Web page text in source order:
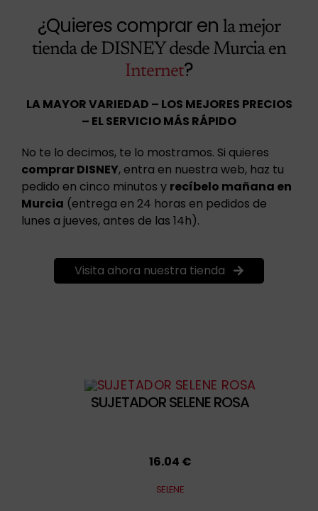
¿Quieres comprar en la mejor
tienda de DISNEY desde Murcia en
Internet?
LA MAYOR VARIEDAD – LOS MEJORES PRECIOS
– EL SERVICIO MÁS RÁPIDO
No te lo decimos, te lo mostramos. Si quieres
comprar DISNEY, entra en nuestra web, haz tu
pedido en cinco minutos y recíbelo mañana en
Murcia (entrega en 24 horas en pedidos de
lunes a jueves, antes de las 14h).
Visita ahora nuestra tienda
SUJETADOR SELENE ROSA
16.04 €
SELENE